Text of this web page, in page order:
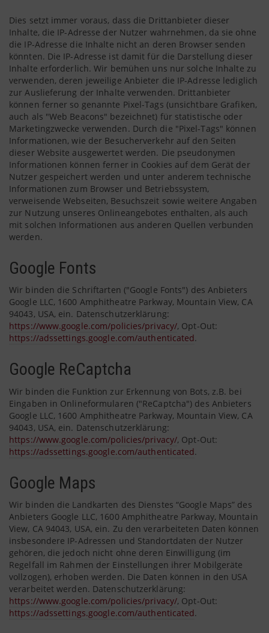
Dies setzt immer voraus, dass die Drittanbieter dieser
Inhalte, die IP-Adresse der Nutzer wahrnehmen, da sie ohne
die IP-Adresse die Inhalte nicht an deren Browser senden
könnten. Die IP-Adresse ist damit für die Darstellung dieser
Inhalte erforderlich. Wir bemühen uns nur solche Inhalte zu
verwenden, deren jeweilige Anbieter die IP-Adresse lediglich
zur Auslieferung der Inhalte verwenden. Drittanbieter
können ferner so genannte Pixel-Tags (unsichtbare Grafiken,
auch als "Web Beacons" bezeichnet) für statistische oder
Marketingzwecke verwenden. Durch die "Pixel-Tags" können
Informationen, wie der Besucherverkehr auf den Seiten
dieser Website ausgewertet werden. Die pseudonymen
Informationen können ferner in Cookies auf dem Gerät der
Nutzer gespeichert werden und unter anderem technische
Informationen zum Browser und Betriebssystem,
verweisende Webseiten, Besuchszeit sowie weitere Angaben
zur Nutzung unseres Onlineangebotes enthalten, als auch
mit solchen Informationen aus anderen Quellen verbunden
werden.
Google Fonts
Wir binden die Schriftarten ("Google Fonts") des Anbieters
Google LLC, 1600 Amphitheatre Parkway, Mountain View, CA
94043, USA, ein. Datenschutzerklärung:
https://www.google.com/policies/privacy/, Opt-Out:
https://adssettings.google.com/authenticated.
Google ReCaptcha
Wir binden die Funktion zur Erkennung von Bots, z.B. bei
Eingaben in Onlineformularen ("ReCaptcha") des Anbieters
Google LLC, 1600 Amphitheatre Parkway, Mountain View, CA
94043, USA, ein. Datenschutzerklärung:
https://www.google.com/policies/privacy/, Opt-Out:
https://adssettings.google.com/authenticated.
Google Maps
Wir binden die Landkarten des Dienstes “Google Maps” des
Anbieters Google LLC, 1600 Amphitheatre Parkway, Mountain
View, CA 94043, USA, ein. Zu den verarbeiteten Daten können
insbesondere IP-Adressen und Standortdaten der Nutzer
gehören, die jedoch nicht ohne deren Einwilligung (im
Regelfall im Rahmen der Einstellungen ihrer Mobilgeräte
vollzogen), erhoben werden. Die Daten können in den USA
verarbeitet werden. Datenschutzerklärung:
https://www.google.com/policies/privacy/, Opt-Out:
https://adssettings.google.com/authenticated.